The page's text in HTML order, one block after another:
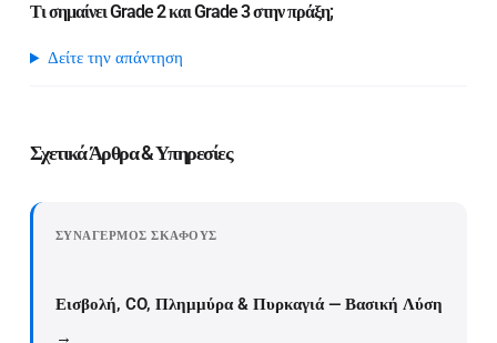
Τι σημαίνει Grade 2 και Grade 3 στην πράξη;
Δείτε την απάντηση
Σχετικά Άρθρα & Υπηρεσίες
ΣΥΝΑΓΕΡΜΌΣ ΣΚΆΦΟΥΣ
Εισβολή, CO, Πλημμύρα & Πυρκαγιά — Βασική Λύση
→